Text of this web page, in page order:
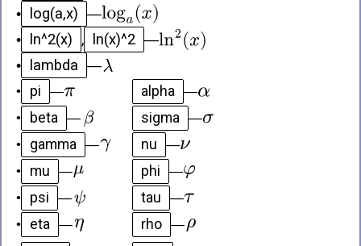
•
log(a,x) —
•
ln^2(x) , ln(x)^2 —
•
lambda —
• pi — alpha
—
•
beta — sigma
—
•
gamma — nu
—
•
mu — phi
—
•
psi — tau
—
•
eta — rho
—